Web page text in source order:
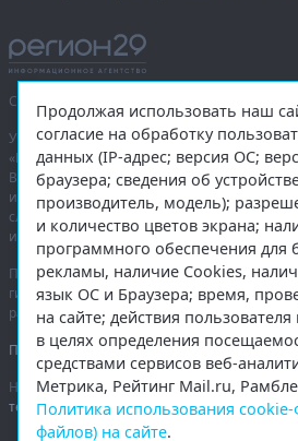
Сетевое издание «Информационное
Учредитель — общество с ограниченной
«Правда Севера».
Выписка из реестра зарегистрированных
информации:ЭЛ № ФС 77-74226 от
службой по надзору в сфере связи,
и массовых коммуникаций (Роскомнадзор).
При полном или частичном использовании
гиперссылка на region29.ruобязательна.
разрешения администрации сайта
Правовая информация.
На информационном ресурсе применяются
технологии.
Продолжая использовать наш
согласие на обработку
данных (IP-адрес; версия ОС;
браузера; сведения об
производитель, модель);
и количество цветов экрана;
программного обеспечения для
рекламы, наличие Cookies,
язык ОС и Браузера; время,
на сайте; действия пользователя
в целях определения
средствами сервисов веб-
Метрика, Рейтинг Mail.ru,
Политика использования cookie-
файлов) на сайте.